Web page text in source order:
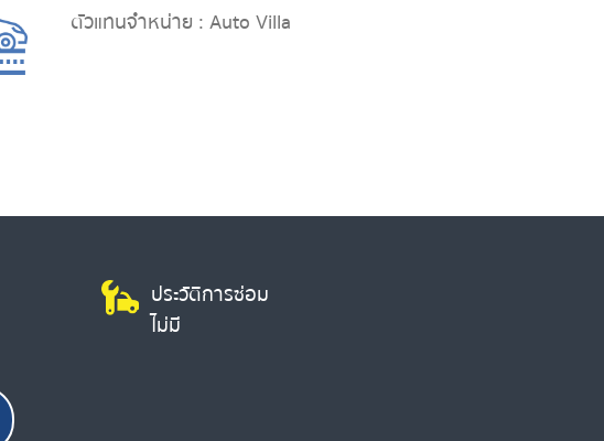
ตัวแทนจำหน่าย : Auto Villa
ประวัติการซ่อม
ไม่มี